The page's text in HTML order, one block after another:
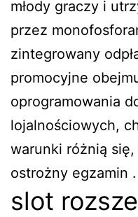
młody graczy i
przez
zintegrowany
promocyjne
oprogramowania
lojalnościowych,
warunki różnią
ostrożny egzamin .
slot